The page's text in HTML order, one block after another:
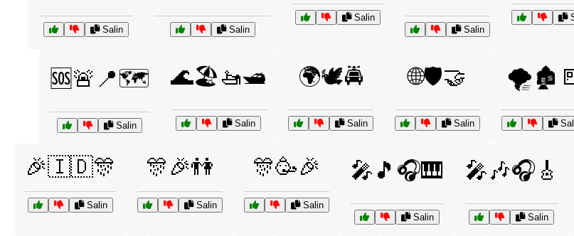
Salin Salin
Salin
Salin
🆘🚨📍🗺️
Salin
🌊🏖️🚤🛥️
Salin
🌍🕊️🚔
Salin
🌐🛡️🤝
Salin
🎉🇮🇩🎊
Salin
🎊🎉👫
Salin
🎊🥳🎉
Salin
🎤🎵🎧🎹
Salin
🎤🎶🎧🎸
Salin